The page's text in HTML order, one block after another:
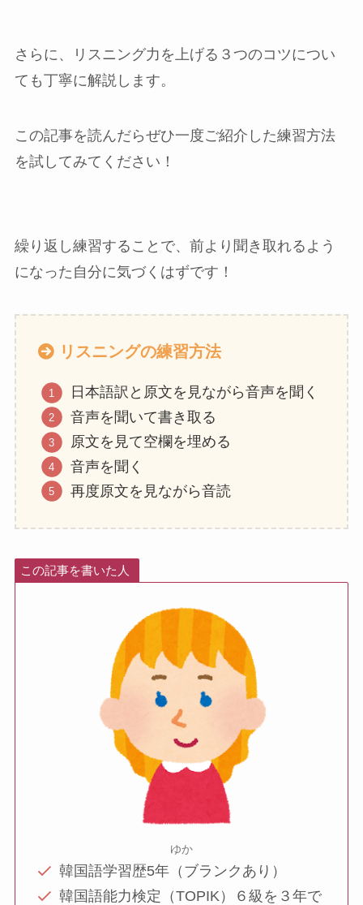
さらに、リスニング力を上げる３つのコツについ
ても丁寧に解説します。
この記事を読んだらぜひ一度ご紹介した練習方法
を試してみてください！
繰り返し練習することで、前より聞き取れるよう
になった自分に気づくはずです！
リスニングの練習方法
日本語訳と原文を見ながら音声を聞く
音声を聞いて書き取る
原文を見て空欄を埋める
音声を聞く
再度原文を見ながら音読
この記事を書いた人
ゆか
韓国語学習歴5年（ブランクあり）
韓国語能力検定（TOPIK）６級を３年で